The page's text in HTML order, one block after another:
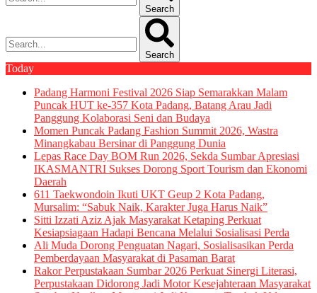
Search
Search
Today
Padang Harmoni Festival 2026 Siap Semarakkan Malam
Puncak HUT ke-357 Kota Padang, Batang Arau Jadi
Panggung Kolaborasi Seni dan Budaya
Momen Puncak Padang Fashion Summit 2026, Wastra
Minangkabau Bersinar di Panggung Dunia
Lepas Race Day BOM Run 2026, Sekda Sumbar Apresiasi
IKASMANTRI Sukses Dorong Sport Tourism dan Ekonomi
Daerah
611 Taekwondoin Ikuti UKT Geup 2 Kota Padang,
Mursalim: “Sabuk Naik, Karakter Juga Harus Naik”
Sitti Izzati Aziz Ajak Masyarakat Ketaping Perkuat
Kesiapsiagaan Hadapi Bencana Melalui Sosialisasi Perda
Ali Muda Dorong Penguatan Nagari, Sosialisasikan Perda
Pemberdayaan Masyarakat di Pasaman Barat
Rakor Perpustakaan Sumbar 2026 Perkuat Sinergi Literasi,
Perpustakaan Didorong Jadi Motor Kesejahteraan Masyarakat